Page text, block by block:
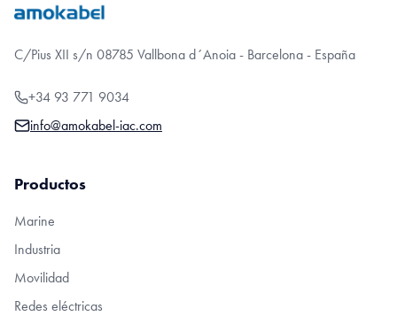
C/Pius XII s/n 08785 Vallbona d´Anoia - Barcelona - España
+34 93 771 9034
info@amokabel-iac.com
Productos
Marine
Industria
Movilidad
Redes eléctricas